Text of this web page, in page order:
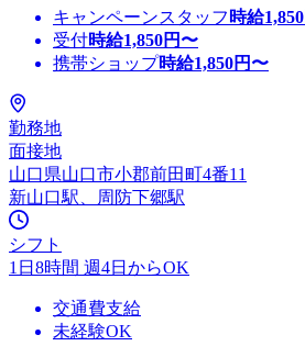
キャンペーンスタッフ 時給1,850
受付時給1,850円〜
携帯ショップ時給1,850円〜
勤務地
面接地
山口県山口市小郡前田町4番11
新山口駅、周防下郷駅
シフト
1日8時間 週4日からOK
交通費支給
未経験OK